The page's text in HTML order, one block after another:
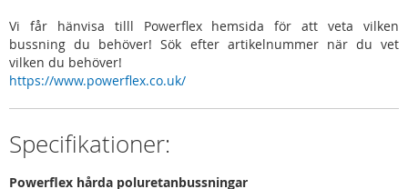
Vi får hänvisa tilll Powerflex hemsida för att veta vilken
bussning du behöver! Sök efter artikelnummer när du vet
vilken du behöver!
https://www.powerflex.co.uk/
Specifikationer:
Powerflex hårda poluretanbussningar